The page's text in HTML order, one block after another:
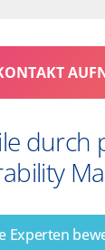
durch
Experten